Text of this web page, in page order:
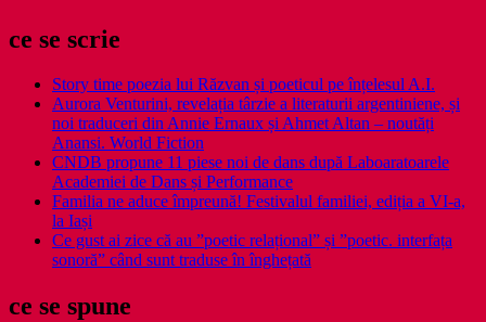
ce se scrie
Story time poezia lui Răzvan și poeticul pe înțelesul A.I.
Aurora Venturini, revelația târzie a literaturii argentiniene, și
noi traduceri din Annie Ernaux și Ahmet Altan – noutăți
Anansi. World Fiction
CNDB propune 11 piese noi de dans după Laboaratoarele
Academiei de Dans și Performance
Familia ne aduce împreună! Festivalul familiei, ediția a VI-a,
la Iași
Ce gust ai zice că au ”poetic relațional” și ”poetic. interfața
sonoră” când sunt traduse în înghețată
ce se spune